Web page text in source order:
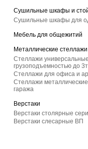
Сушильные шкафы и
Сушильные шкафы для
Мебель для общежитий
Металлические стеллажи
Стеллажи
грузоподъемностью до
Стеллажи для офиса и
Стеллажи
гаража
Верстаки
Верстаки столярные
Верстаки слесарные ВП